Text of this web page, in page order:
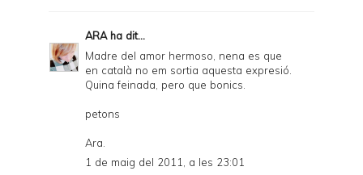
ARAha dit...
Madre del amor hermoso, nena es que
en català no em sortia aquesta expresió.
Quina feinada, pero que bonics.
petons
Ara.
1 de maig del 2011, a les 23:01